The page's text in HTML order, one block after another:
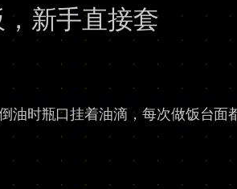
新手直接套
油时瓶口挂着油滴，每次做饭台